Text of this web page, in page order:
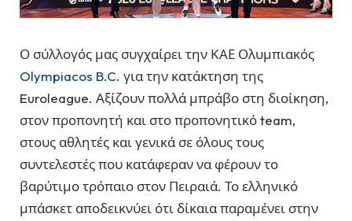
Ο σύλλογός μας συγχαίρει την ΚΑΕ Ολυμπιακός
Olympiacos B.C. για την κατάκτηση της
Euroleague. Αξίζουν πολλά μπράβο στη διοίκηση,
στον προπονητή και στο προπονητικό team,
στους αθλητές και γενικά σε όλους τους
συντελεστές που κατάφεραν να φέρουν το
βαρύτιμο τρόπαιο στον Πειραιά. Το ελληνικό
μπάσκετ αποδεικνύει ότι δίκαια παραμένει στην